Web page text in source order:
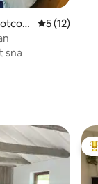
Prosječna
5 (12)
sna